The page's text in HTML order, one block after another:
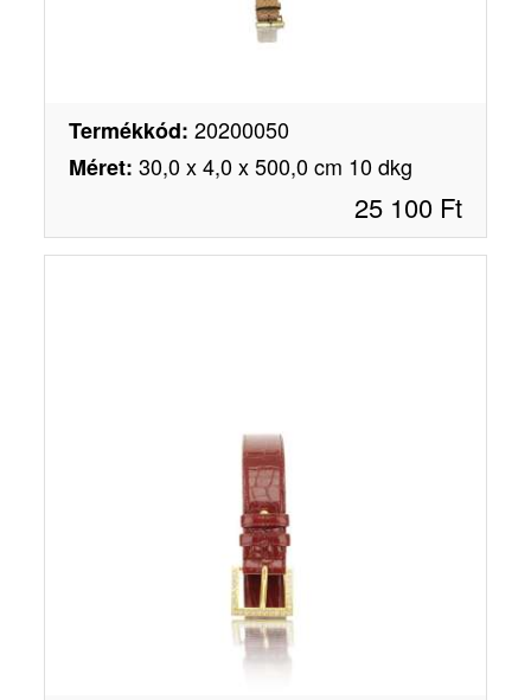
Termékkód: 20200050
Méret: 30,0 x 4,0 x 500,0 cm 10 dkg
25 100 Ft